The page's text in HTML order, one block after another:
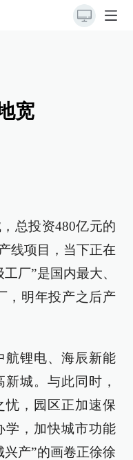
宽
总投资480亿元的
线项目，当下正在
厂”是国内最大、
，明年投产之后产
航锂电、海辰新能
城。与此同时，
忧，园区正加速保
学，加快城市功能
产”的画卷正徐徐